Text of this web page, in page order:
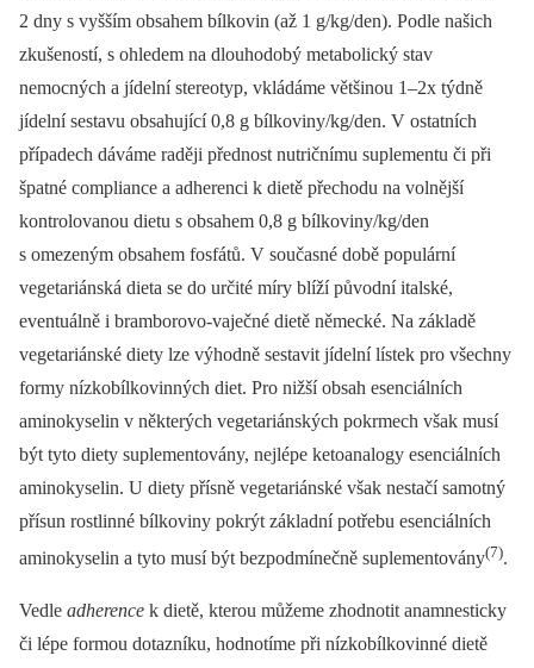
2 dny s vyšším obsahem bílkovin (až 1 g/kg/den). Podle našich
zkušeností, s ohledem na dlouhodobý metabolický stav
nemocných a jídelní stereotyp, vkládáme většinou 1–2x týdně
jídelní sestavu obsahující 0,8 g bílkoviny/kg/den. V ostatních
případech dáváme raději přednost nutričnímu suplementu či při
špatné compliance a adherenci k dietě přechodu na volnější
kontrolovanou dietu s obsahem 0,8 g bílkoviny/kg/den
s omezeným obsahem fosfátů. V současné době populární
vegetariánská dieta se do určité míry blíží původní italské,
eventuálně i bramborovo-vaječné dietě německé. Na základě
vegetariánské diety lze výhodně sestavit jídelní lístek pro všechny
formy nízkobílkovinných diet. Pro nižší obsah esenciálních
aminokyselin v některých vegetariánských pokrmech však musí
být tyto diety suplementovány, nejlépe ketoanalogy esenciálních
aminokyselin. U diety přísně vegetariánské však nestačí samotný
přísun rostlinné bílkoviny pokrýt základní potřebu esenciálních
aminokyselin a tyto musí být bezpodmínečně suplementovány(7).
Vedle adherence k dietě, kterou můžeme zhodnotit anamnesticky
či lépe formou dotazníku, hodnotíme při nízkobílkovinné dietě